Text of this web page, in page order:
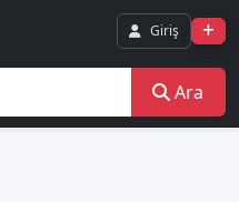
Giriş
Ara